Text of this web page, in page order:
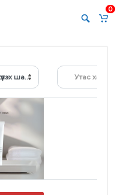
0
Хоргүйжүүлэх шавран маск,50мл Утас хайх...